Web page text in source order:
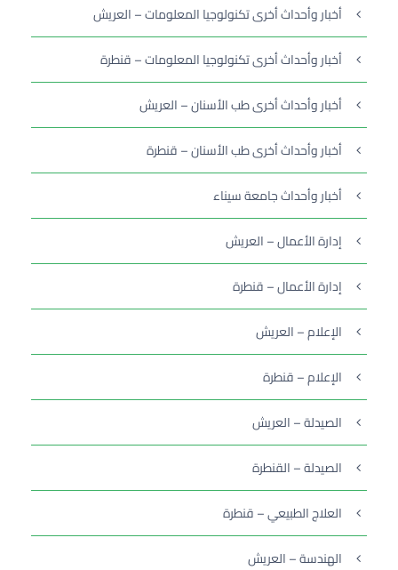
أخبار وأحداث أخرى تكنولوجيا المعلومات – العريش
أخبار وأحداث أخرى تكنولوجيا المعلومات – قنطرة
أخبار وأحداث أخرى طب الأسنان – العريش
أخبار وأحداث أخرى طب الأسنان – قنطرة
أخبار وأحداث جامعة سيناء
إدارة الأعمال – العريش
إدارة الأعمال – قنطرة
الإعلام – العريش
الإعلام – قنطرة
الصيدلة – العريش
الصيدلة – القنطرة
العلاج الطبيعي – قنطرة
الهندسة – العريش